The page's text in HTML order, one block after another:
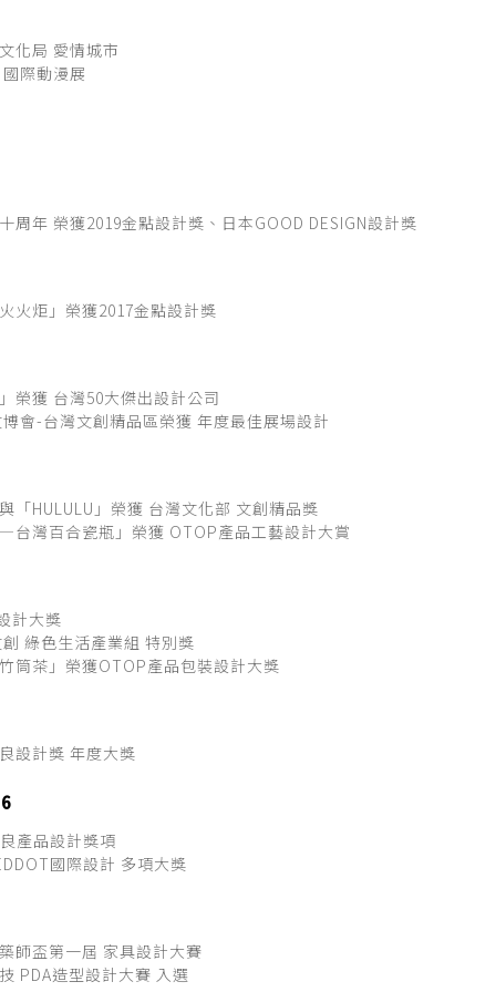
化局 愛情城市
際動漫展
周年 榮獲2019金點設計獎、日本GOOD DESIGN設計獎
火炬」榮獲2017金點設計獎
榮獲 台灣50大傑出設計公司
會-台灣文創精品區榮獲 年度最佳展場設計
「HULULU」榮獲 台灣文化部 文創精品獎
台灣百合瓷瓶」榮獲 OTOP產品工藝設計大賞
計大獎
綠色生活產業組 特別獎
筒茶」榮獲OTOP產品包裝設計大獎
設計獎 年度大獎
產品設計獎項
國際設計 多項大獎
師盃第一屆 家具設計大賽
PDA造型設計大賽 入選